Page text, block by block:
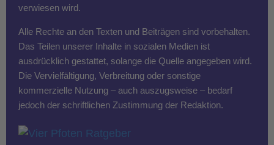
verwiesen wird.
Alle Rechte an den Texten und Beiträgen sind vorbehalten.
Das Teilen unserer Inhalte in sozialen Medien ist
ausdrücklich gestattet, solange die Quelle angegeben wird.
Die Vervielfältigung, Verbreitung oder sonstige
kommerzielle Nutzung – auch auszugsweise – bedarf
jedoch der schriftlichen Zustimmung der Redaktion.